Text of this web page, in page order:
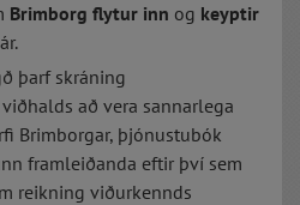
Brimborg flytur inn og keyptir
þarf skráning
að vera sannarlega
Brimborgar, þjónustubók
framleiðanda eftir því sem
reikning viðurkennds